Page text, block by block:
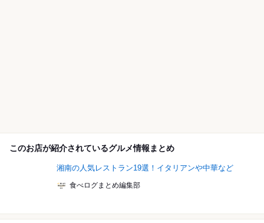
このお店が紹介されているグルメ情報まとめ
湘南の人気レストラン19選！イタリアンや中華など
食べログまとめ編集部